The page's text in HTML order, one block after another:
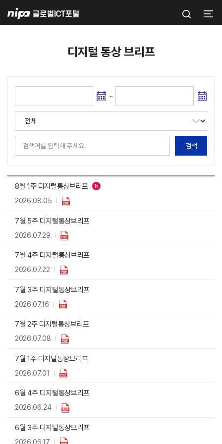
디지털 통상 브리프
~
검색
8월 1주 디지털통상브리프 N
2026.08.05
7월 5주 디지털통상브리프
2026.07.29
7월 4주 디지털통상브리프
2026.07.22
7월 3주 디지털통상브리프
2026.07.16
7월 2주 디지털통상브리프
2026.07.08
7월 1주 디지털통상브리프
2026.07.01
6월 4주 디지털통상브리프
2026.06.24
6월 3주 디지털통상브리프
2026.06.17